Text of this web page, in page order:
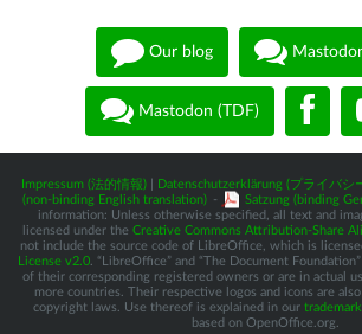
Our blog
Mastodon (TDF)
Impressum (法的情報) Datenschutzerklärung (プライバシ
(non-binding English translation) - Satzung (binding
information: Unless otherwise specified, all text and
licensed under the Creative Commons Attribution-Share
not include the source code of LibreOffice, which is
License v2.0 . “LibreOffice” and “The Document
of their corresponding registered owners or are in actual
more countries. Their respective logos and icons are
copyright laws. Use thereof is explained in our
based on OpenOffice.org.